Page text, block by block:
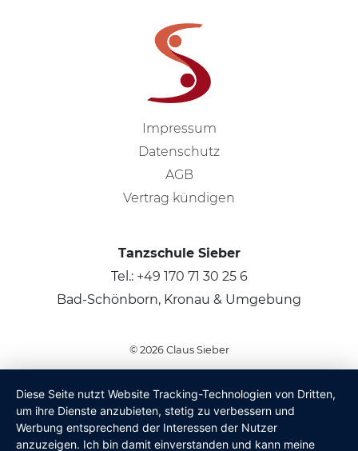
Impressum
Datenschutz
AGB
Vertrag kündigen
Tanzschule Sieber
Tel.: +49 170 71 30 25 6
Bad-Schönborn, Kronau & Umgebung
© 2026 Claus Sieber
Diese Seite nutzt Website Tracking-Technologien von Dritten,
um ihre Dienste anzubieten, stetig zu verbessern und
Werbung entsprechend der Interessen der Nutzer
anzuzeigen. Ich bin damit einverstanden und kann meine